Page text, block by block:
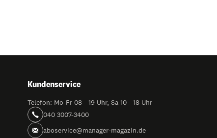
Kundenservice
Telefon: Mo-Fr 08 - 19 Uhr, Sa 10 - 18 Uhr
040 3007-3400
aboservice@manager-magazin.de